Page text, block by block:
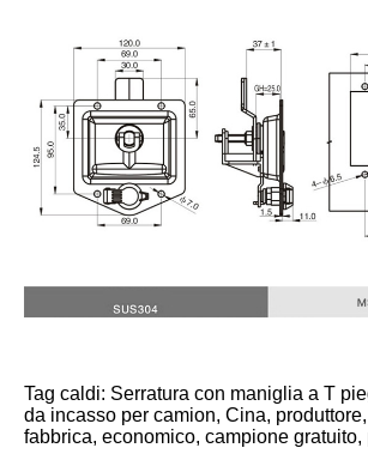
Tag caldi: Serratura con maniglia a T
da incasso per camion, Cina,
fabbrica, economico, campione gratuito,